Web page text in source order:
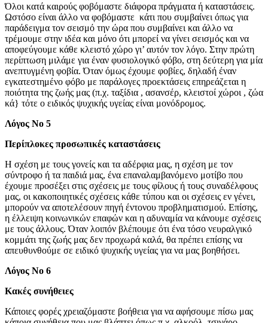
Όλοι κατά καιρούς φοβόμαστε διάφορα πράγματα ή καταστάσεις.
Ωστόσο είναι άλλο να φοβόμαστε κάτι που συμβαίνει όπως για
παράδειγμα τον σεισμό την ώρα που συμβαίνει και άλλο να
τρέμουμε στην ιδέα και μόνο ότι μπορεί να γίνει σεισμός και να
αποφεύγουμε κάθε κλειστό χώρο γι’ αυτόν τον λόγο. Στην πρώτη
περίπτωση μιλάμε για έναν φυσιολογικό φόβο, στη δεύτερη για μία
ανεπτυγμένη φοβία. Όταν όμως έχουμε φοβίες, δηλαδή έναν
εγκατεστημένο φόβο με παράλογες προεκτάσεις επηρεάζεται η
ποιότητα της ζωής μας (π.χ. ταξίδια , ασανσέρ, κλειστοί χώροι , ζώα
κά} τότε ο ειδικός ψυχικής υγείας είναι μονόδρομος.
Λόγος Νο 5
Περίπλοκες προσωπικές καταστάσεις
Η σχέση με τους γονείς και τα αδέρφια μας, η σχέση με τον
σύντροφο ή τα παιδιά μας, ένα επαναλαμβανόμενο μοτίβο που
έχουμε προσέξει στις σχέσεις με τους φίλους ή τους συναδέλφους
μας, οι κακοποιητικές σχέσεις κάθε τύπου και οι σχέσεις εν γένει,
μπορούν να αποτελέσουν πηγή έντονου προβληματισμού. Επίσης,
η έλλειψη κοινωνικών επαφών και η αδυναμία να κάνουμε σχέσεις
με τους άλλους. Όταν λοιπόν βλέπουμε ότι ένα τόσο νευραλγικό
κομμάτι της ζωής μας δεν προχωρά καλά, θα πρέπει επίσης να
απευθυνθούμε σε ειδικό ψυχικής υγείας για να μας βοηθήσει.
Λόγος Νο 6
Κακές συνήθειες
Κάποιες φορές χρειαζόμαστε βοήθεια για να αφήσουμε πίσω μας